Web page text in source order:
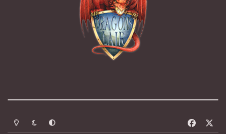
Modalità chiara
Modalità scuraSegui la preferenza del sistema